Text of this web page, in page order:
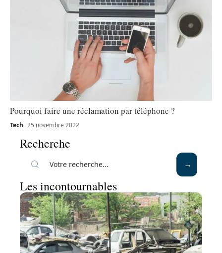
Pourquoi faire une réclamation par téléphone ?
Tech 25 novembre 2022
Recherche
Les incontournables